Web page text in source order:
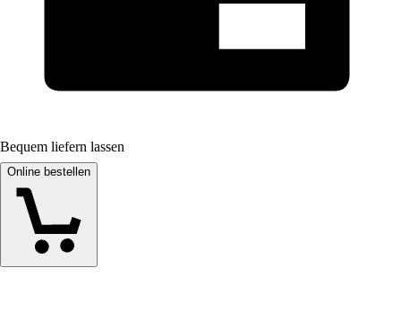
Bequem liefern lassen
Online bestellen